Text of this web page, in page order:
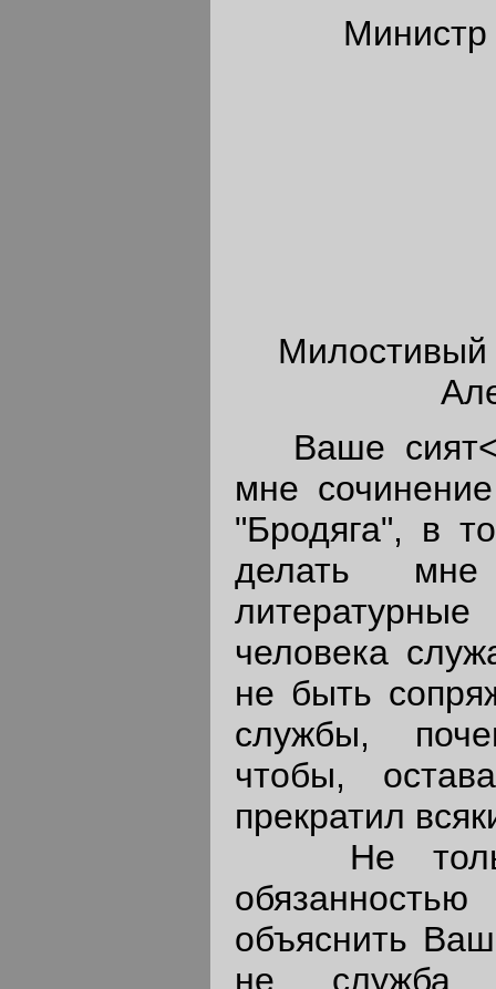
Министр
Милостивый
Ваше
мне
"Бродяга", в
делать
человека
не быть
службы,
чтобы,
прекратил
Не
объяснить
не служба